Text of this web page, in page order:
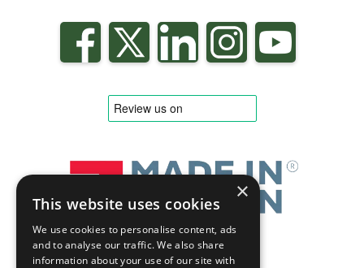
Téléphone :01493 801600
×
This website uses cookies
We use cookies to personalise content, ads
and to analyse our traffic. We also share
information about your use of our site with